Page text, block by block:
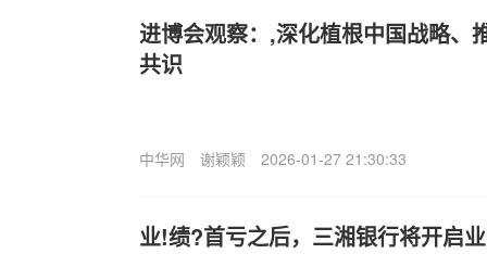
进博会观察：,深化植根中国战略、
共识
中华网 谢颖颖 2026-01-27 21:30:33
业!绩?首亏之后，三湘银行将开启